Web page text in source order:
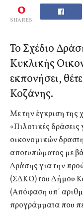
0
SHARES
Το Σχέδιο
Κυκλικής
εκπονήσει,
Κοζάνης.
Με την έγκριση της
«Πιλοτικές
οικονομικών
αποτυπώματος με
Δράσης για την
(ΣΔΚΟ) του Δήμου
(Απόφαση υπ΄
προγράμματα που